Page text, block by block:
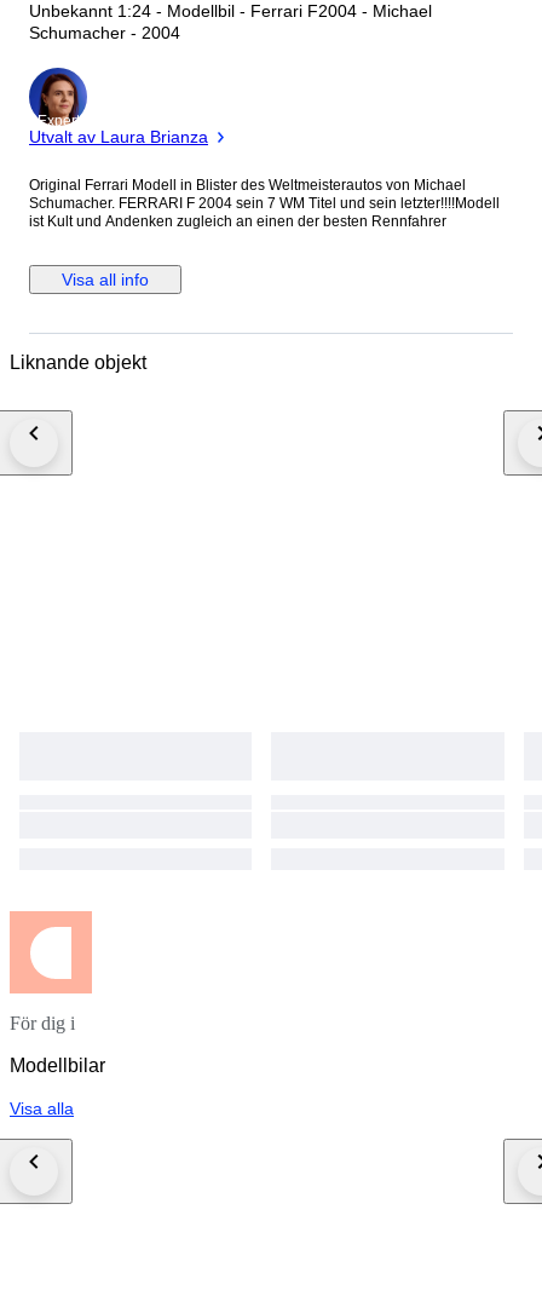
Unbekannt 1:24 - Modellbil - Ferrari F2004 - Michael
Schumacher - 2004
Expert
Utvalt av Laura Brianza
Original Ferrari Modell in Blister des Weltmeisterautos von Michael
Schumacher. FERRARI F 2004 sein 7 WM Titel und sein letzter!!!!Modell
ist Kult und Andenken zugleich an einen der besten Rennfahrer
Visa all info
Liknande objekt
För dig i
Modellbilar
Visa alla